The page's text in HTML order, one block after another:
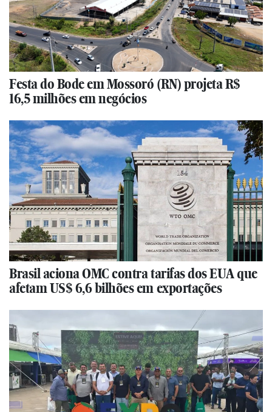
Festa do Bode em Mossoró (RN) projeta R$
16,5 milhões em negócios
Brasil aciona OMC contra tarifas dos EUA que
afetam US$ 6,6 bilhões em exportações